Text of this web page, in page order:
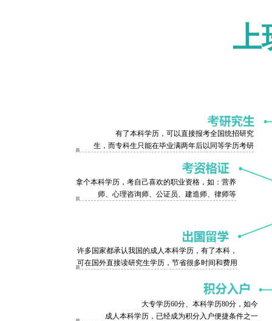
上
有了本科学历，可以直接报考全国统招研究
生，而专科生只能在毕业满两年后以同等学历考研
拿个本科学历，考自己喜欢的职业资格，如：营养
师、心理咨询师、公证员、建造师、律师等
许多国家都承认我国的成人本科学历，有了本科，
可在国外直接读研究生学历，节省很多时间和费用
大专学历60分、本科学历80分，如今
成人本科学历，已经成为积分入户便捷条件之一